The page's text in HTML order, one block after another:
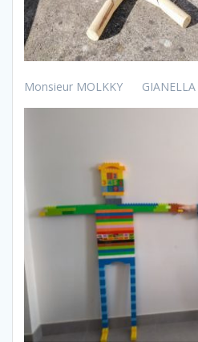
Monsieur MOLKKY GIANELLA